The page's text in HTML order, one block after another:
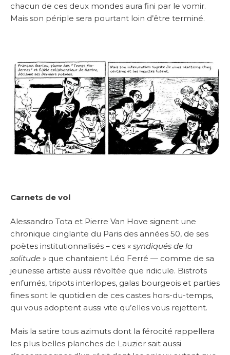
chacun de ces deux mondes aura fini par le vomir.
Mais son périple sera pourtant loin d’être terminé.
Carnets de vol
Alessandro Tota et Pierre Van Hove signent une
chronique cinglante du Paris des années 50, de ses
poètes institutionnalisés – ces « syndiqués de la
solitude » que chantaient Léo Ferré — comme de sa
jeunesse artiste aussi révoltée que ridicule. Bistrots
enfumés, tripots interlopes, galas bourgeois et parties
fines sont le quotidien de ces castes hors-du-temps,
qui vous adoptent aussi vite qu’elles vous rejettent.
Mais la satire tous azimuts dont la férocité rappellera
les plus belles planches de Lauzier sait aussi